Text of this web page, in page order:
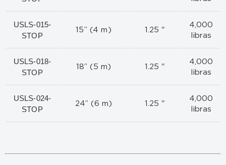
USLS-015-
STOP
15” (4 m) 1.25 "
4,000
libras
USLS-018-
STOP
18” (5 m) 1.25 "
4,000
libras
USLS-024-
STOP
24” (6 m) 1.25 "
4,000
libras